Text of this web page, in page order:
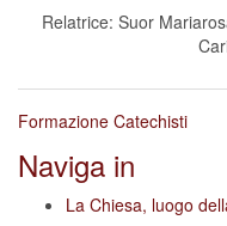
Relatrice: Suor
Formazione Catechisti
Naviga in
La Chiesa, luogo